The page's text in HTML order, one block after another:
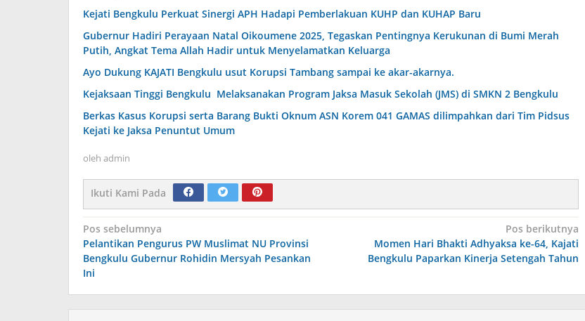
Kejati Bengkulu Perkuat Sinergi APH Hadapi Pemberlakuan KUHP dan KUHAP Baru
Gubernur Hadiri Perayaan Natal Oikoumene 2025, Tegaskan Pentingnya Kerukunan di Bumi Merah
Putih, Angkat Tema Allah Hadir untuk Menyelamatkan Keluarga
Ayo Dukung KAJATI Bengkulu usut Korupsi Tambang sampai ke akar-akarnya.
Kejaksaan Tinggi Bengkulu Melaksanakan Program Jaksa Masuk Sekolah (JMS) di SMKN 2 Bengkulu
Berkas Kasus Korupsi serta Barang Bukti Oknum ASN Korem 041 GAMAS dilimpahkan dari Tim Pidsus
Kejati ke Jaksa Penuntut Umum
oleh admin
Ikuti Kami Pada
Navigasi
pos
Pos sebelumnya
Pelantikan Pengurus PW Muslimat NU Provinsi
Bengkulu Gubernur Rohidin Mersyah Pesankan
Ini
Pos berikutnya
Momen Hari Bhakti Adhyaksa ke-64, Kajati
Bengkulu Paparkan Kinerja Setengah Tahun